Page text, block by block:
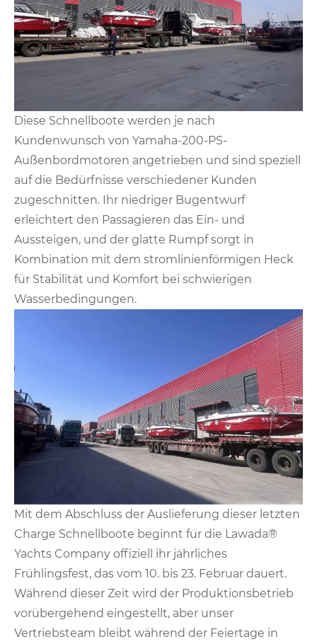
Diese Schnellboote werden je nach
Kundenwunsch von Yamaha-200-PS-
Außenbordmotoren angetrieben und sind speziell
auf die Bedürfnisse verschiedener Kunden
zugeschnitten. Ihr niedriger Bugentwurf
erleichtert den Passagieren das Ein- und
Aussteigen, und der glatte Rumpf sorgt in
Kombination mit dem stromlinienförmigen Heck
für Stabilität und Komfort bei schwierigen
Wasserbedingungen.
Mit dem Abschluss der Auslieferung dieser letzten
Charge Schnellboote beginnt für die Lawada®
Yachts Company offiziell ihr jährliches
Frühlingsfest, das vom 10. bis 23. Februar dauert.
Während dieser Zeit wird der Produktionsbetrieb
vorübergehend eingestellt, aber unser
Vertriebsteam bleibt während der Feiertage in